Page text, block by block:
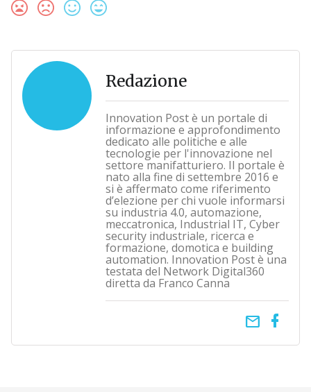
Redazione
Innovation Post è un portale di
informazione e approfondimento
dedicato alle politiche e alle
tecnologie per l'innovazione nel
settore manifatturiero. Il portale è
nato alla fine di settembre 2016 e
si è affermato come riferimento
d’elezione per chi vuole informarsi
su industria 4.0, automazione,
meccatronica, Industrial IT, Cyber
security industriale, ricerca e
formazione, domotica e building
automation. Innovation Post è una
testata del Network Digital360
diretta da Franco Canna
email